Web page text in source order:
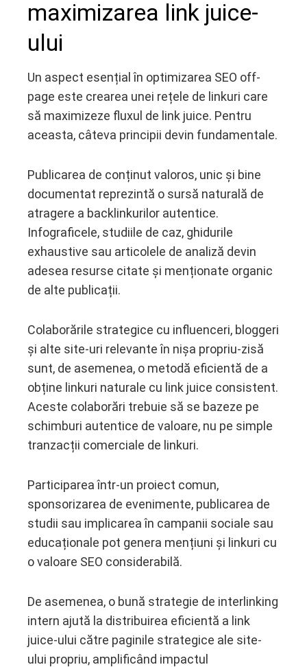
maximizarea link juice-
ului
Un aspect esențial în optimizarea SEO off-
page este crearea unei rețele de linkuri care
să maximizeze fluxul de link juice. Pentru
aceasta, câteva principii devin fundamentale.
Publicarea de conținut valoros, unic și bine
documentat reprezintă o sursă naturală de
atragere a backlinkurilor autentice.
Infograficele, studiile de caz, ghidurile
exhaustive sau articolele de analiză devin
adesea resurse citate și menționate organic
de alte publicații.
Colaborările strategice cu influenceri, bloggeri
și alte site-uri relevante în nișa propriu-zisă
sunt, de asemenea, o metodă eficientă de a
obține linkuri naturale cu link juice consistent.
Aceste colaborări trebuie să se bazeze pe
schimburi autentice de valoare, nu pe simple
tranzacții comerciale de linkuri.
Participarea într-un proiect comun,
sponsorizarea de evenimente, publicarea de
studii sau implicarea în campanii sociale sau
educaționale pot genera mențiuni și linkuri cu
o valoare SEO considerabilă.
De asemenea, o bună strategie de interlinking
intern ajută la distribuirea eficientă a link
juice-ului către paginile strategice ale site-
ului propriu, amplificând impactul